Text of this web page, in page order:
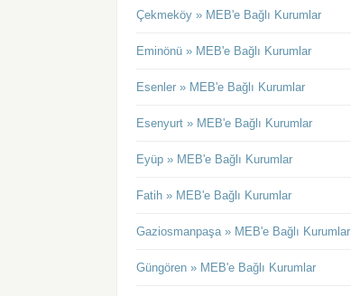
Çekmeköy » MEB'e Bağlı Kurumlar
Eminönü » MEB'e Bağlı Kurumlar
Esenler » MEB'e Bağlı Kurumlar
Esenyurt » MEB'e Bağlı Kurumlar
Eyüp » MEB'e Bağlı Kurumlar
Fatih » MEB'e Bağlı Kurumlar
Gaziosmanpaşa » MEB'e Bağlı Kurumlar
Güngören » MEB'e Bağlı Kurumlar